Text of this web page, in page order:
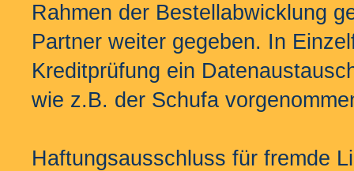
Rahmen der Bestellabwicklung
Partner weiter gegeben. In
Kreditprüfung ein
wie z.B. der Schufa
Haftungsausschluss für fremde